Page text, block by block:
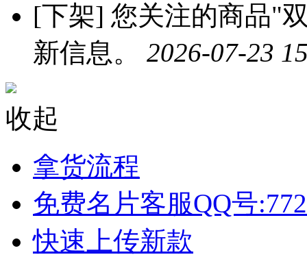
[下架] 您关注的商品"
新信息。 2026-07-23
收起
拿货流程
免费名片客服QQ号
快速上传新款